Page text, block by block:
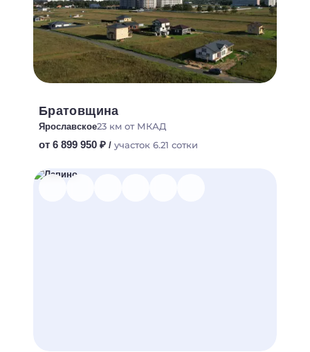
Братовщина
Ярославское23 км от МКАД
от 6 899 950 ₽ / участок 6.21 сотки